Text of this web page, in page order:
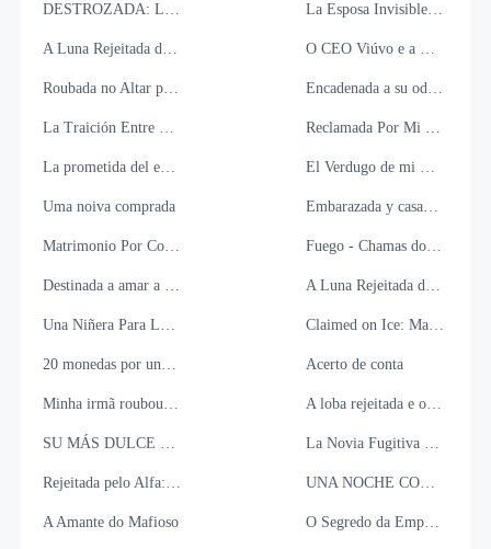
DESTROZADA: LA ÚLTIMA COOPER La Esposa Invisible del Multimillonario
A Luna Rejeitada de Cabelos de fogo. O CEO Viúvo e a Bailarina
Roubada no Altar pelo Mafioso Encadenada a su odio, ataduras del corazón
La Traición Entre Mi Esposo y Mi Hermana Reclamada Por Mi Primer Amor Multimillionario
La prometida del enemigo El Verdugo de mi Corona
Uma noiva comprada Embarazada y casada con el enemigo de mi ex
Matrimonio Por Contrato Una Esposa de Mentira Fuego - Chamas do Destino
Destinada a amar a mi verdugo, Alfa A Luna Rejeitada de Sangue Proibido
Una Niñera Para Los Tres Diablitos Del Ceo Claimed on Ice: Marked by the Rival Captain
20 monedas por una esposa de papel Acerto de conta
Minha irmã roubou meu noivo, então me casei com um mendigo A loba rejeitada e o Rei lycan
SU MÁS DULCE VENGANZA. (El inimaginable regreso). La Novia Fugitiva del CEO Beaumont
Rejeitada pelo Alfa: Pai da Minha Filha UNA NOCHE CON MI ESPOSO
A Amante do Mafioso O Segredo da Empregada do CEO